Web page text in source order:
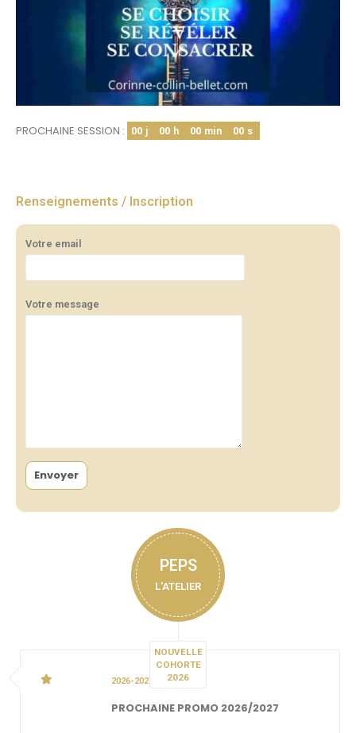
PROCHAINE SESSION : 00 j 00 h 00 min 00 s
Renseignements / Inscription
Votre email
Votre message
PEPS
L'ATELIER
NOUVELLE
COHORTE
2026
2026-2027
PROCHAINE PROMO 2026/2027